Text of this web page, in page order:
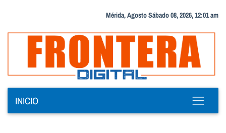
Mérida, Agosto Sábado 08, 2026, 12:01 am
INICIO